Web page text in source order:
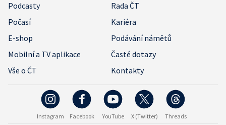
Podcasty
Rada ČT
Počasí
Kariéra
E-shop
Podávání námětů
Mobilní a TV aplikace
Časté dotazy
Vše o ČT
Kontakty
Instagram Facebook YouTube X (Twitter) Threads